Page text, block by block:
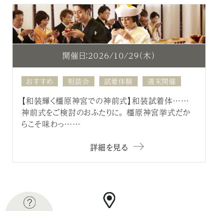
開催日：2026/10/29（木）
おすすめ 相談会 試着体験 週末開催
【和装輝く橿原神宮での神前式】和装試着体……
神前式をご検討のおふたりに。 橿原神宮挙式だか
らこそ味わっ……
詳細を見る